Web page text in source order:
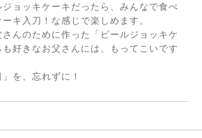
ョッキケーキだったら、みんなで食べ
キ入刀！な感じで楽しめます。
んのために作った「ビールジョッキケ
好きなお父さんには、もってこいです
を、忘れずに！